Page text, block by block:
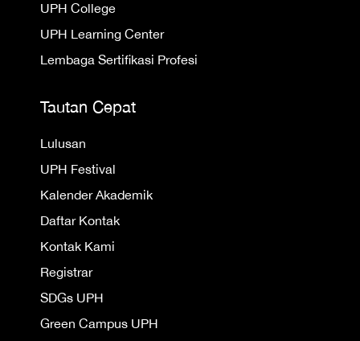
UPH College
UPH Learning Center
Lembaga Sertifikasi Profesi
Tautan Cepat
Lulusan
UPH Festival
Kalender Akademik
Daftar Kontak
Kontak Kami
Registrar
SDGs UPH
Green Campus UPH